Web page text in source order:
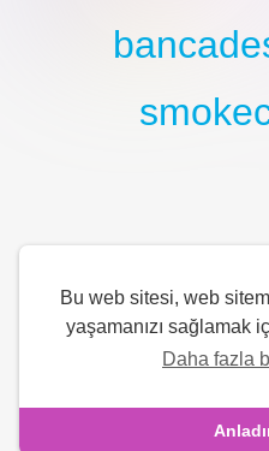
Bu web sitesi, web
yaşamanızı sağlamak
Daha fazla